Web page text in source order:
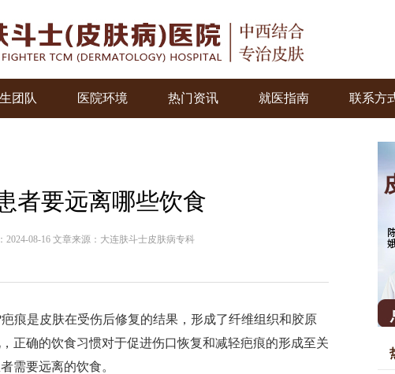
团队 医院环境 热门资讯 就医指南 联系方
者要远离哪些饮食
2024-08-16 文章来源：大连肤斗士皮肤病专科
是皮肤在受伤后修复的结果，形成了纤维组织和胶原
正确的饮食习惯对于促进伤口恢复和减轻疤痕的形成至关
需要远离的饮食。